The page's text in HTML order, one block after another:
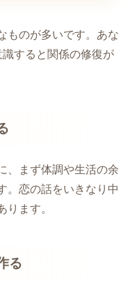
ものが多いです。あな
すると関係の修復が
、まず体調や生活の余
。恋の話をいきなり中
ります。
る